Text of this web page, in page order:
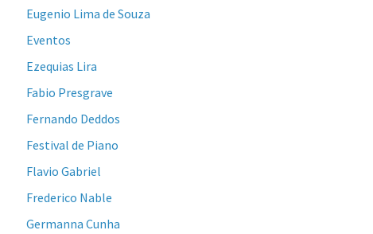
Eugenio Lima de Souza
Eventos
Ezequias Lira
Fabio Presgrave
Fernando Deddos
Festival de Piano
Flavio Gabriel
Frederico Nable
Germanna Cunha